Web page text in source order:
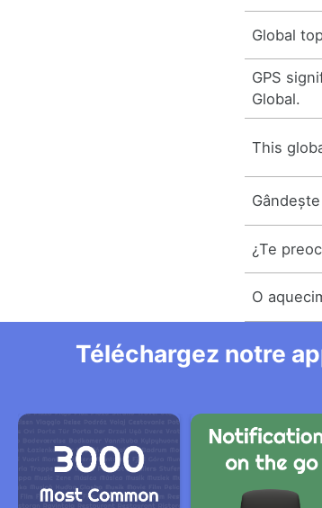
Global
GPS
Global.
This
¿Te
O
Téléchargez notre